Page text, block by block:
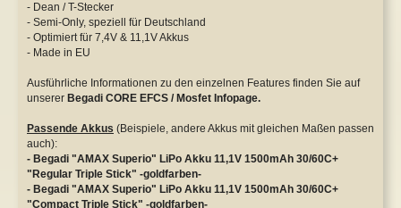
- Dean / T-Stecker
- Semi-Only, speziell für Deutschland
- Optimiert für 7,4V & 11,1V Akkus
- Made in EU
Ausführliche Informationen zu den einzelnen Features finden Sie auf
unserer Begadi CORE EFCS / Mosfet Infopage.
Passende Akkus (Beispiele, andere Akkus mit gleichen Maßen passen
auch):
- Begadi "AMAX Superio" LiPo Akku 11,1V 1500mAh 30/60C+
"Regular Triple Stick" -goldfarben-
- Begadi "AMAX Superio" LiPo Akku 11,1V 1500mAh 30/60C+
"Compact Triple Stick" -goldfarben-